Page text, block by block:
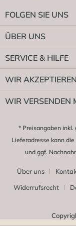
FOLGEN SIE UNS
ÜBER UNS
SERVICE & HILFE
WIR AKZEPTIEREN
WIR VERSENDEN
* Preisangaben
Lieferadresse kann
und ggf.
Über uns
Widerrufsrecht